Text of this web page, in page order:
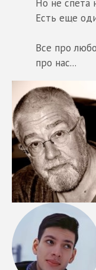
Но не спета
Есть еще
Все про
про нас...